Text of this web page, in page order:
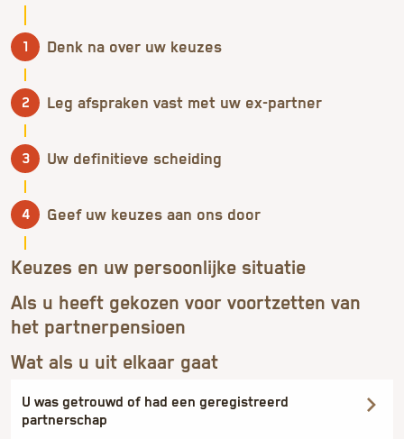
Keuzes en uw persoonlijke situatie
Als u heeft gekozen voor voortzetten van
het partnerpensioen
Wat als u uit elkaar gaat
U was getrouwd of had een geregistreerd
partnerschap